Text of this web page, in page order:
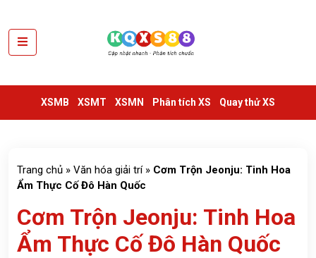
XSMB
XSMN
THỐNG
KÊ
SỔ
KẾT
QUẢ
XSMB XSMT XSMN Phân tích XS Quay thử XS
Trang chủ » Văn hóa giải trí» Cơm Trộn Jeonju: Tinh Hoa
Ẩm Thực Cố Đô Hàn Quốc
Cơm Trộn Jeonju: Tinh Hoa
Ẩm Thực Cố Đô Hàn Quốc